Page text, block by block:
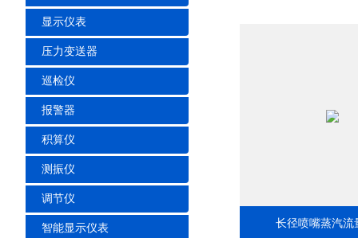
显示仪表
压力变送器
巡检仪
报警器
积算仪
测振仪
调节仪
智能显示仪表 长径喷嘴蒸汽流